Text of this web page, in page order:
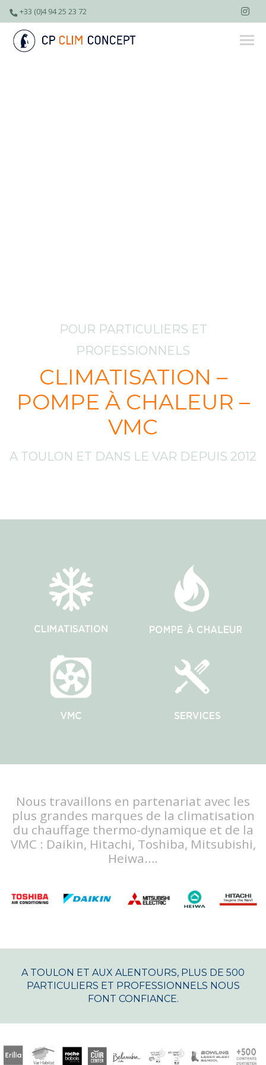
+33 (0)4 94 25 23 72
POUR PARTICULIERS ET
PROFESSIONNELS
CLIMATISATION –
POMPE À CHALEUR –
VMC
A TOULON ET DANS LE VAR DEPUIS 2012
Nous travaillons en partenariat avec les
plus grandes marques de la climatisation
du chauffage thermo-dynamique et de la
VMC : Daikin, Hitachi, Toshiba, Mitsubishi,
Heiwa….
A TOULON ET AUX ALENTOURS, PLUS DE 500
PARTICULIERS ET PROFESSIONNELS NOUS
FONT CONFIANCE.